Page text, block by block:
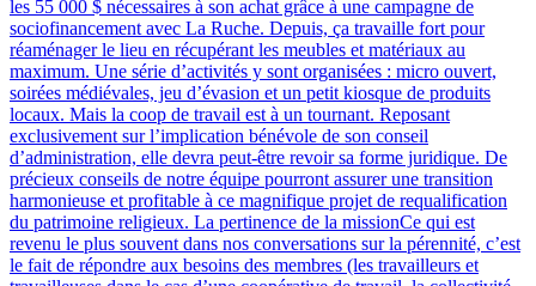
les 55 000 $ nécessaires à son achat grâce à une campagne de
sociofinancement avec La Ruche. Depuis, ça travaille fort pour
réaménager le lieu en récupérant les meubles et matériaux au
maximum. Une série d’activités y sont organisées : micro ouvert,
soirées médiévales, jeu d’évasion et un petit kiosque de produits
locaux. Mais la coop de travail est à un tournant. Reposant
exclusivement sur l’implication bénévole de son conseil
d’administration, elle devra peut-être revoir sa forme juridique. De
précieux conseils de notre équipe pourront assurer une transition
harmonieuse et profitable à ce magnifique projet de requalification
du patrimoine religieux. La pertinence de la missionCe qui est
revenu le plus souvent dans nos conversations sur la pérennité, c’est
le fait de répondre aux besoins des membres (les travailleurs et